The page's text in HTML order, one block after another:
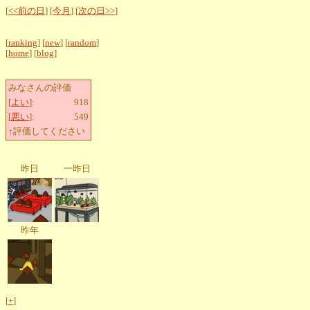
[<<前の日 ] [今月 ] [次の日>>]
[ranking] [new] [random]
[home] [blog]
みなさんの評価
[よい]:
918
[悪い]:
549
↑評価してください
昨日 一昨日
昨年
[+]